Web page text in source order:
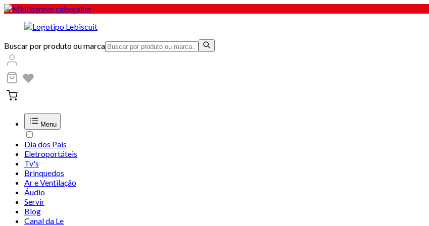
Buscar por produto ou marca
Menu
Dia dos Pais
Eletroportáteis
Tv's
Brinquedos
Ar e Ventilação
Áudio
Servir
Blog
Canal da Le